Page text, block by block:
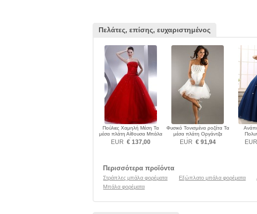
Πελάτες, επίσης, ευχαριστημένος
Πούλιες Χαμηλή Μέση Τα
μέσα πλάτη Αίθουσα Μπάλα
φορέματα
EUR € 137,00
Φυσικό Τονισμένα ροζέτα Τα
μέσα πλάτη Οργάντζα
Μπάλα φορέματα
EUR € 91,94 EUR
Περισσότερα προϊόντα
Στράπλες μπάλα φορέματα Εξώπλατο μπάλα φορέματα
Μπάλα φορέματα